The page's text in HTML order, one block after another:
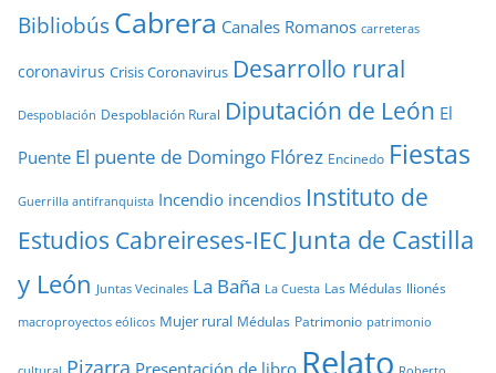
BibliobúsCabrera Canales Romanos carreteras
coronavirus Crisis Coronavirus Desarrollo rural
Despoblación Despoblación Rural Diputación de León El
Puente El puente de Domingo Flórez Encinedo Fiestas
Guerrilla antifranquista Incendio incendios Instituto de
Estudios Cabreireses-IEC Junta de Castilla
y León Juntas Vecinales La Baña La Cuesta Las Médulas llionés
macroproyectos eólicos Mujer rural Médulas Patrimonio patrimonio
Pizarra Presentación de libro Relato